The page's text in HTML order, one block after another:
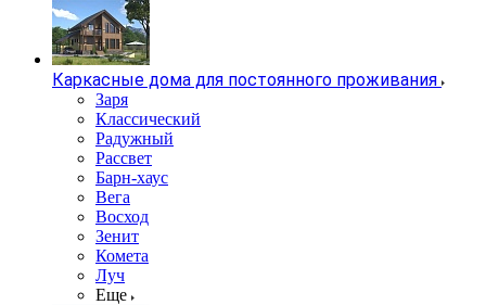
Каркасные дома для постоянного проживания
Заря
Классический
Радужный
Рассвет
Барн-хаус
Вега
Восход
Зенит
Комета
Луч
Еще